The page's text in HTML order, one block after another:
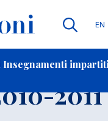
EN
2011